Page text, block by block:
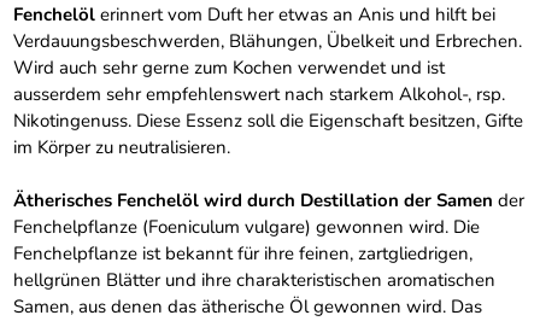
Fenchelöl erinnert vom Duft her etwas an Anis und hilft bei
Verdauungsbeschwerden, Blähungen, Übelkeit und Erbrechen.
Wird auch sehr gerne zum Kochen verwendet und ist
ausserdem sehr empfehlenswert nach starkem Alkohol-, rsp.
Nikotingenuss. Diese Essenz soll die Eigenschaft besitzen, Gifte
im Körper zu neutralisieren.
Ätherisches Fenchelöl wird durch Destillation der Samen der
Fenchelpflanze (Foeniculum vulgare) gewonnen wird. Die
Fenchelpflanze ist bekannt für ihre feinen, zartgliedrigen,
hellgrünen Blätter und ihre charakteristischen aromatischen
Samen, aus denen das ätherische Öl gewonnen wird. Das